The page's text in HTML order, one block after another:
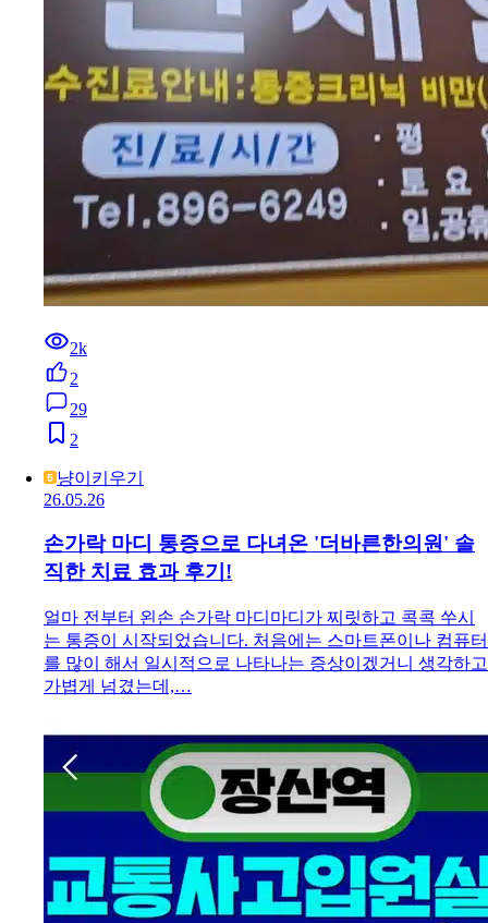
2k
2
29
2
냥이키우기
26.05.26
손가락 마디 통증으로 다녀온 '더바른한의원' 솔
직한 치료 효과 후기!
얼마 전부터 왼손 손가락 마디마디가 찌릿하고 콕콕 쑤시
는 통증이 시작되었습니다. 처음에는 스마트폰이나 컴퓨터
를 많이 해서 일시적으로 나타나는 증상이겠거니 생각하고
가볍게 넘겼는데,…